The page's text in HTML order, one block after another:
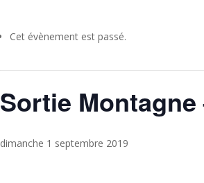
Cet évènement est passé.
Sortie
dimanche 1 septembre 2019